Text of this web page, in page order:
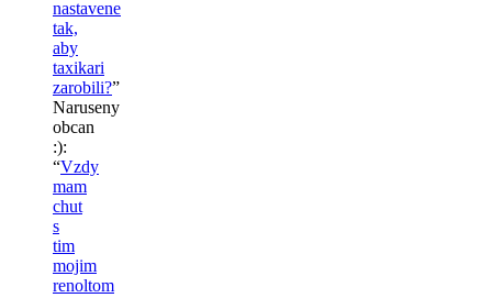
nastavene
tak,
aby
taxikari
zarobili?”
Naruseny
obcan
:):
“Vzdy
mam
chut
s
tim
mojim
renoltom